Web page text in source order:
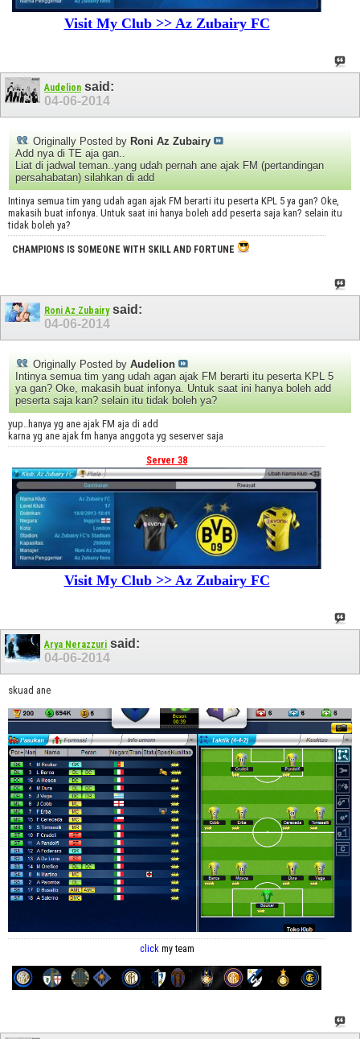
Visit My Club >> Az Zubairy FC
Audelion said:
04-06-2014
Originally Posted by Roni Az Zubairy
Add nya di TE aja gan..
Liat di jadwal teman..yang udah pernah ane ajak FM (pertandingan
persahabatan) silahkan di add
Intinya semua tim yang udah agan ajak FM berarti itu peserta KPL 5 ya gan? Oke,
makasih buat infonya. Untuk saat ini hanya boleh add peserta saja kan? selain itu
tidak boleh ya?
CHAMPIONS IS SOMEONE WITH SKILL AND FORTUNE
Roni Az Zubairysaid:
04-06-2014
Originally Posted by Audelion
Intinya semua tim yang udah agan ajak FM berarti itu peserta KPL 5
ya gan? Oke, makasih buat infonya. Untuk saat ini hanya boleh add
peserta saja kan? selain itu tidak boleh ya?
yup..hanya yg ane ajak FM aja di add
karna yg ane ajak fm hanya anggota yg seserver saja
Server 38
Visit My Club >> Az Zubairy FC
Arya Nerazzuri said:
04-06-2014
skuad ane
click my team